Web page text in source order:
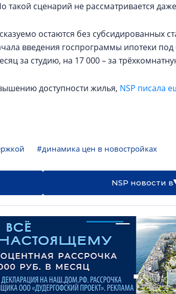
такой сценарий не рассматривается
остаются без субсидированных
введения госпрограммы ипотеки
за студию, на 17 000 – за
доступности жилья, NSP писала
#динамика цен в новостройках
NSP новости в